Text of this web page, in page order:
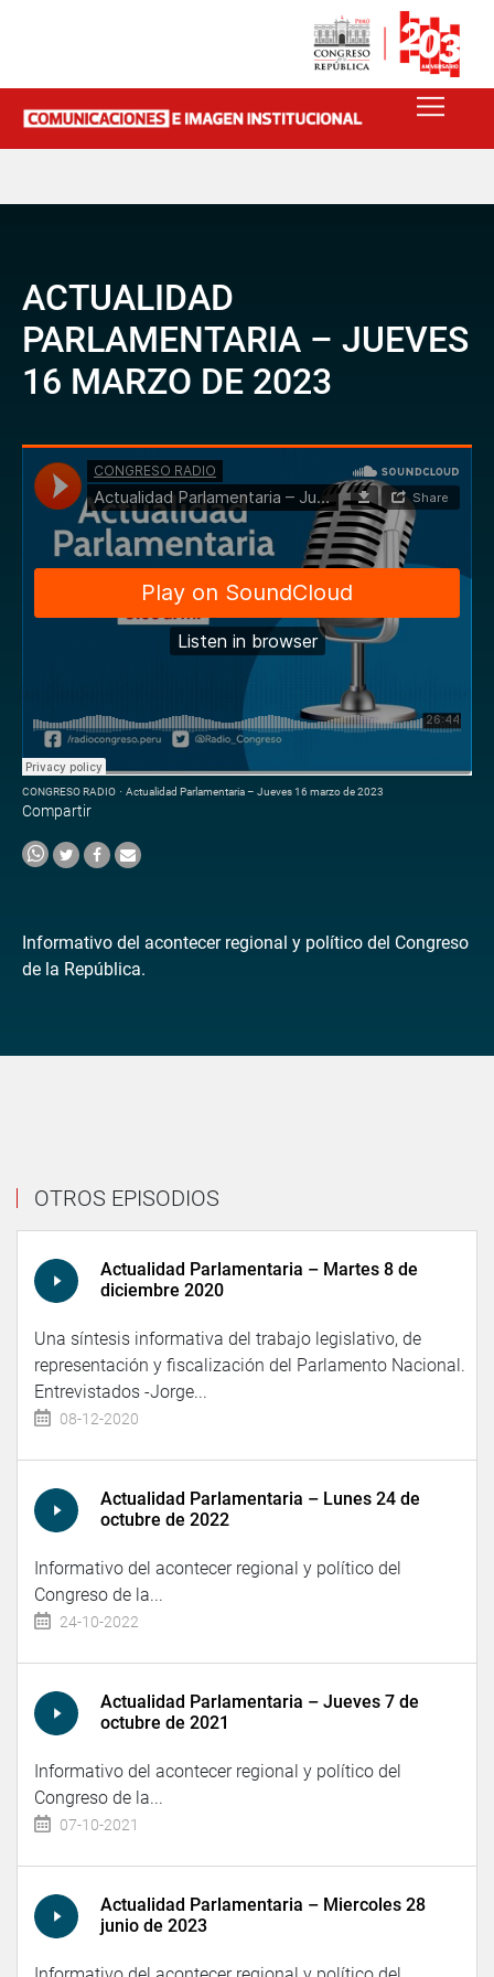
ACTUALIDAD
PARLAMENTARIA – JUEVES
16 MARZO DE 2023
CONGRESO RADIO · Actualidad Parlamentaria – Jueves 16 marzo de 2023
Compartir
Informativo del acontecer regional y político del Congreso
de la República.
OTROS EPISODIOS
Actualidad Parlamentaria – Martes 8 de
diciembre 2020
Una síntesis informativa del trabajo legislativo, de
representación y fiscalización del Parlamento Nacional.
Entrevistados -Jorge...
08-12-2020
Actualidad Parlamentaria – Lunes 24 de
octubre de 2022
Informativo del acontecer regional y político del
Congreso de la...
24-10-2022
Actualidad Parlamentaria – Jueves 7 de
octubre de 2021
Informativo del acontecer regional y político del
Congreso de la...
07-10-2021
Actualidad Parlamentaria – Miercoles 28
junio de 2023